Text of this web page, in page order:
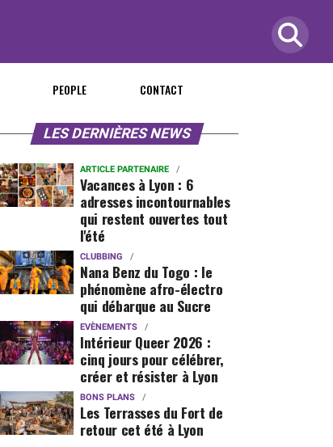
PEOPLE CONTACT
LES DERNIÈRES NEWS
ARTICLE PARTENAIRE
Vacances à Lyon : 6
adresses incontournables
qui restent ouvertes tout
l'été
CLUBBING
Nana Benz du Togo : le
phénomène afro-électro
qui débarque au Sucre
EVÈNEMENTS
Intérieur Queer 2026 :
cinq jours pour célébrer,
créer et résister à Lyon
BONS PLANS
Les Terrasses du Fort de
retour cet été à Lyon